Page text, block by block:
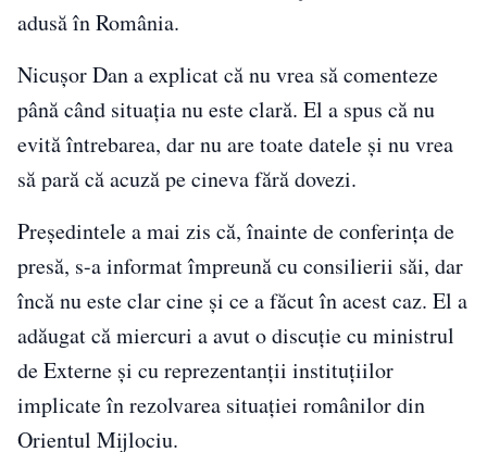
adusă în România.
Nicuşor Dan a explicat că nu vrea să comenteze
până când situația nu este clară. El a spus că nu
evită întrebarea, dar nu are toate datele și nu vrea
să pară că acuză pe cineva fără dovezi.
Președintele a mai zis că, înainte de conferința de
presă, s-a informat împreună cu consilierii săi, dar
încă nu este clar cine și ce a făcut în acest caz. El a
adăugat că miercuri a avut o discuție cu ministrul
de Externe și cu reprezentanții instituțiilor
implicate în rezolvarea situației românilor din
Orientul Mijlociu.